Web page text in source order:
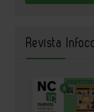
Revista